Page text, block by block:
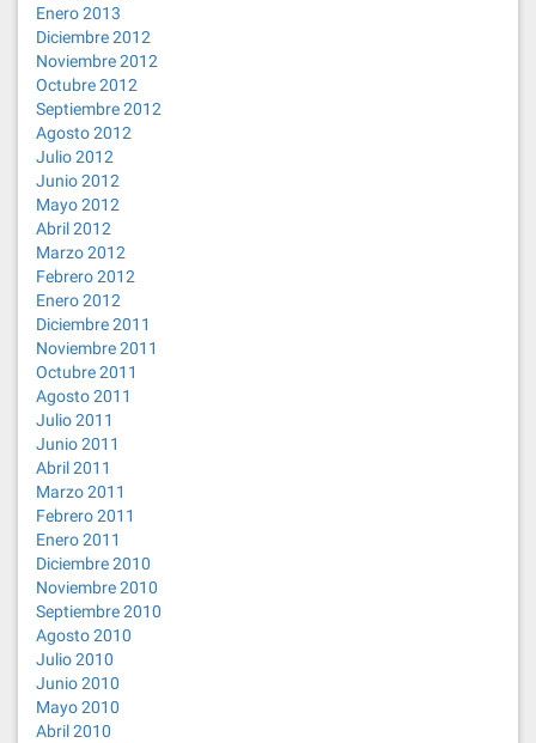
Enero 2013
Diciembre 2012
Noviembre 2012
Octubre 2012
Septiembre 2012
Agosto 2012
Julio 2012
Junio 2012
Mayo 2012
Abril 2012
Marzo 2012
Febrero 2012
Enero 2012
Diciembre 2011
Noviembre 2011
Octubre 2011
Agosto 2011
Julio 2011
Junio 2011
Abril 2011
Marzo 2011
Febrero 2011
Enero 2011
Diciembre 2010
Noviembre 2010
Septiembre 2010
Agosto 2010
Julio 2010
Junio 2010
Mayo 2010
Abril 2010